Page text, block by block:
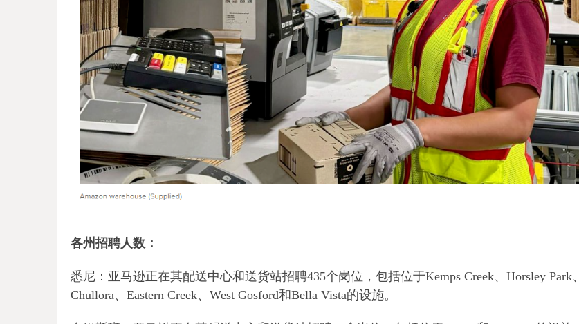
各州招聘人数：
悉尼：亚马逊正在其配送中心和送货站招聘435个岗位，包括位于Kemps Creek、Horsley Park、
Chullora、Eastern Creek、West Gosford和Bella Vista的设施。